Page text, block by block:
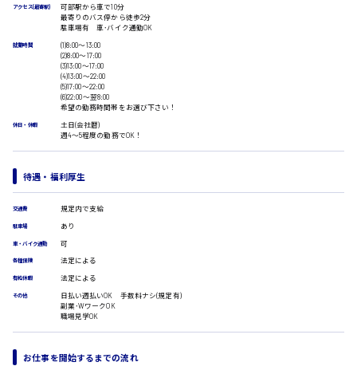
WEBデザイナー
校正・編集
システムエンジニア
プログラマー
カスタマーエンジニア
販売・サービス・フード系
レジ
接客
ラウンダー営業
ルート営業
その他の専門職
施設管理・整備
配送・ドライバー
広島市安佐北区
広島市安芸区
呉市
時給1500円以上
時給制すべて
日給8000円～
アクセス(最寄駅)
可部駅から車で10分
最寄りのバス停から徒歩2分
駐車場有 車･バイク通勤OK
就業時間
(1)8:00〜13:00
(2)8:00〜17:00
(3)13:00〜17:00
(4)13:00〜22:00
(5)17:00〜22:00
(6)22:00〜翌8:00
希望の勤務時間帯をお選び下さい！
休日・休暇
土日(会社暦)
週4〜5程度の勤務でOK！
待遇・福利厚生
交通費 規定内で支給
駐車場 あり
車・バイク通勤 可
各種保険 法定による
有給休暇 法定による
その他
日払い週払いOK 手数料ナシ(規定有)
副業･WワークOK
職場見学OK
お仕事を開始するまでの流れ